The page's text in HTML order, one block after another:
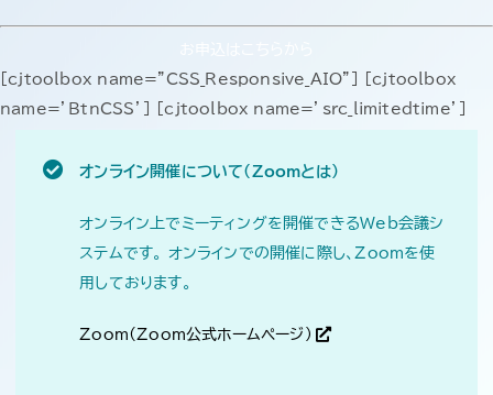
[cjtoolbox name=”CSS_Responsive_AIO”] [cjtoolbox
name=’BtnCSS’] [cjtoolbox name=’src_limitedtime’]
オンライン開催について（Zoomとは）
オンライン上でミーティングを開催できるWeb会議シ
ステムです。 オンラインでの開催に際し、Zoomを使
用しております。
Zoom(Zoom公式ホームページ)